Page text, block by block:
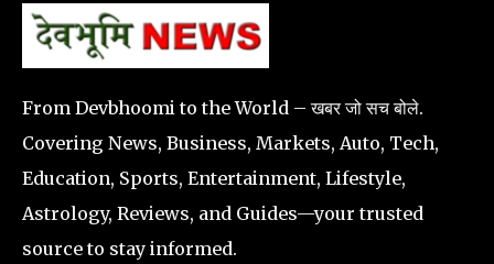
From Devbhoomi to the World – खबर जो सच बोले.
Covering News, Business, Markets, Auto, Tech,
Education, Sports, Entertainment, Lifestyle,
Astrology, Reviews, and Guides—your trusted
source to stay informed.